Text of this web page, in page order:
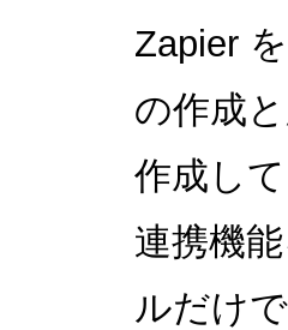
Zapier
の作成
作成し
連携機
ルだけ